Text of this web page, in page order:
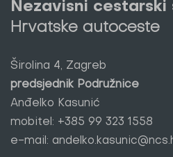
Nezavisni cestarski
Hrvatske autoceste
Širolina 4, Zagreb
predsjednik Podružnice
Anđelko Kasunić
mobitel: +385 99 323 1558
e-mail: